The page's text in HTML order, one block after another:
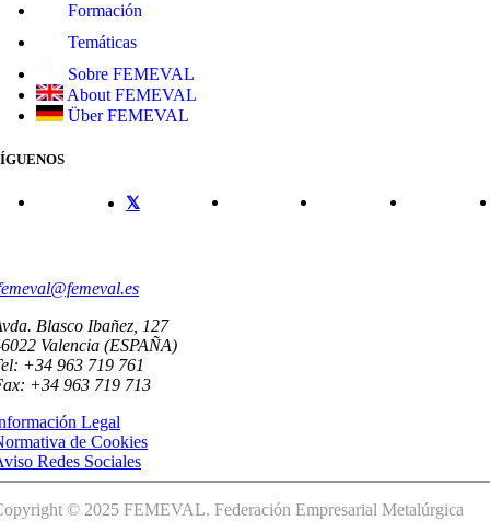
Formación
Temáticas
Sobre FEMEVAL
About FEMEVAL
Über FEMEVAL
Blasco Ibañez, 127
Valencia (ESPAÑA)
+34 963 719 761
+34 963 719 713
Legal
de Cookies
Redes Sociales
© 2025 FEMEVAL. Federación Empresarial Metalúrgica